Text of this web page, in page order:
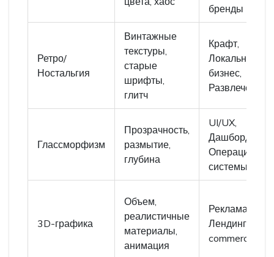
бренды
Ретро/
Ностальгия
Винтажные
текстуры,
старые
шрифты,
глитч
Крафт,
Локальный
бизнес,
Развлечения
Глассморфизм
Прозрачность,
размытие,
глубина
UI/UX,
Дашборды,
системы
3D-графика
Объем,
реалистичные
материалы,
анимация
Реклама,
Лендинги, E-
commerce